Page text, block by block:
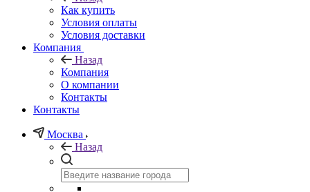
Как купить
Условия оплаты
Условия доставки
Компания
Назад
Компания
О компании
Контакты
Контакты
Москва
Назад